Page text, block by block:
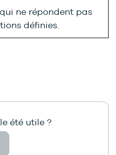
ne répondent pas
définies.
été utile ?